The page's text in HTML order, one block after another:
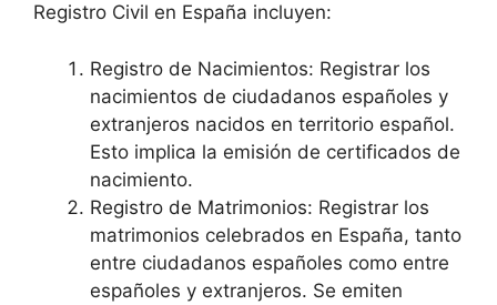
Registro Civil en España incluyen:
Registro de Nacimientos: Registrar los
nacimientos de ciudadanos españoles y
extranjeros nacidos en territorio español.
Esto implica la emisión de certificados de
nacimiento.
Registro de Matrimonios: Registrar los
matrimonios celebrados en España, tanto
entre ciudadanos españoles como entre
españoles y extranjeros. Se emiten